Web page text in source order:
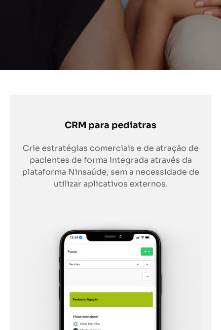
CRM para pediatras
Crie estratégias comerciais e de atração de
pacientes de forma integrada através da
plataforma Ninsaúde, sem a necessidade de
utilizar aplicativos externos.